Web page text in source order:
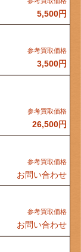
5,500円
3,500円
26,500円
お問い合わせ
お問い合わせ